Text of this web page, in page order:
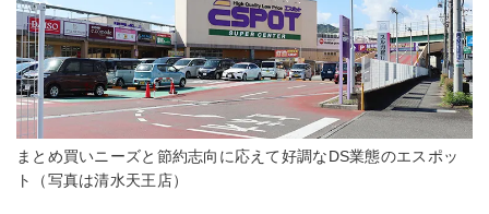
まとめ買いニーズと節約志向に応えて好調なDS業態のエスポッ
ト（写真は清水天王店）